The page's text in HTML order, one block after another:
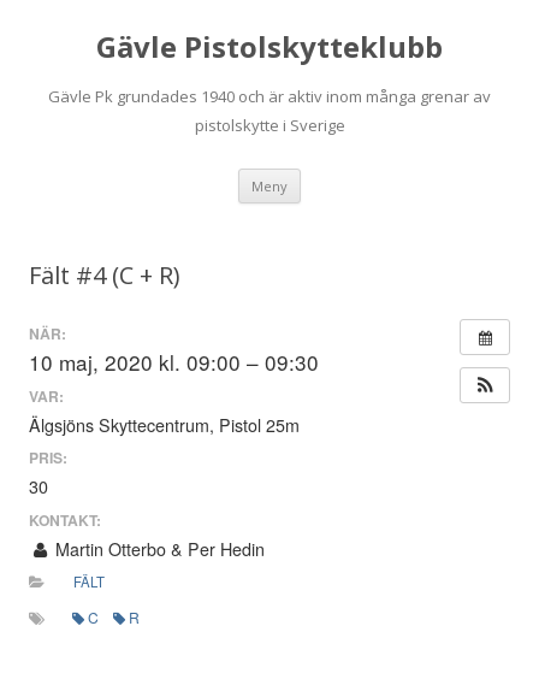
Gävle Pistolskytteklubb
Gävle Pk grundades 1940 och är aktiv inom många grenar av
pistolskytte i Sverige
Meny
Fält #4 (C + R)
NÄR:
10 maj, 2020 kl. 09:00 – 09:30
VAR:
Älgsjöns Skyttecentrum, Pistol 25m
PRIS:
30
KONTAKT:
Martin Otterbo & Per Hedin
FÄLT
C R